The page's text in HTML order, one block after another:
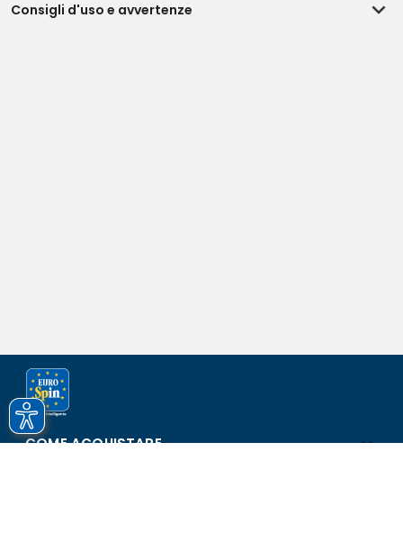
Consigli d'uso e avvertenze
COME ACQUISTARE